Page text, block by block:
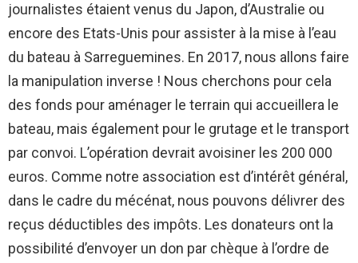
journalistes étaient venus du Japon, d’Australie ou
encore des Etats-Unis pour assister à la mise à l’eau
du bateau à Sarreguemines. En 2017, nous allons faire
la manipulation inverse ! Nous cherchons pour cela
des fonds pour aménager le terrain qui accueillera le
bateau, mais également pour le grutage et le transport
par convoi. L’opération devrait avoisiner les 200 000
euros. Comme notre association est d’intérêt général,
dans le cadre du mécénat, nous pouvons délivrer des
reçus déductibles des impôts. Les donateurs ont la
possibilité d’envoyer un don par chèque à l’ordre de